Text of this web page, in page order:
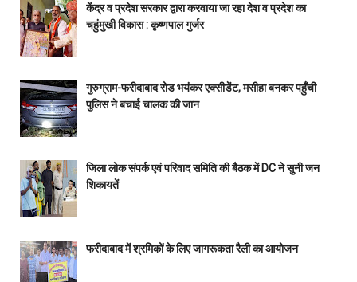
केंद्र व प्रदेश सरकार द्वारा करवाया जा रहा देश व प्रदेश का
चहुंमुखी विकास : कृष्णपाल गुर्जर
गुरुग्राम-फरीदाबाद रोड भयंकर एक्सीडेंट, मसीहा बनकर पहुँची
पुलिस ने बचाई चालक की जान
जिला लोक संपर्क एवं परिवाद समिति की बैठक में DC ने सुनी जन
शिकायतें
फरीदाबाद में श्रमिकों के लिए जागरूकता रैली का आयोजन